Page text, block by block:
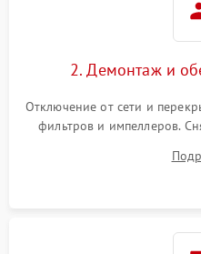
2. Демонтаж и
Отключение от сети и
фильтров и импеллеров.
циркуляционному